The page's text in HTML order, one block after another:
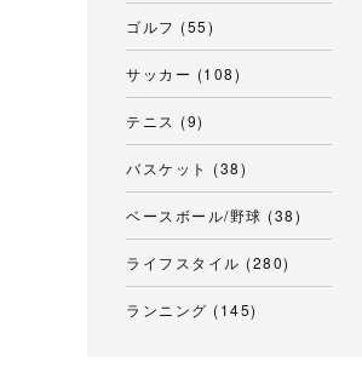
ゴルフ (55)
サッカー (108)
テニス (9)
バスケット (38)
ベースボール/野球 (38)
ライフスタイル (280)
ランニング (145)